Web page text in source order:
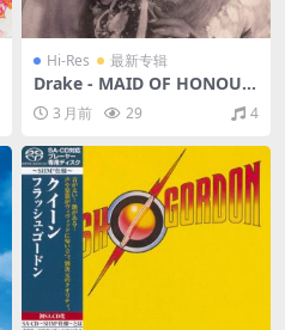
Hi-Res 最新专辑
Drake - MAID OF HONOUR
(Explicit)（2026/FLAC/分轨/
502M）(24bit/48kHz)
3 月前 29 4